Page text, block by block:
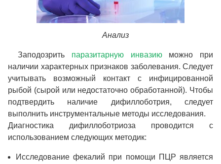
Анализ
Заподозрить паразитарную инвазиюможно при
наличии характерных признаков заболевания. Следует
учитывать возможный контакт с инфицированной
рыбой (сырой или недостаточно обработанной). Чтобы
подтвердить наличие дифиллоботрия, следует
выполнить инструментальные методы исследования.
Диагностика дифиллоботриоза проводится с
использованием следующих методик:
Исследование фекалий при помощи ПЦР является